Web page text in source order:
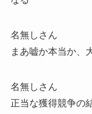
名無しさん
まあ嘘か本当か、
名無しさん
正当な獲得競争の